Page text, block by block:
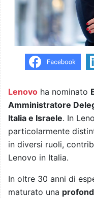
Lenovo ha nominato
Amministratore
Italia e Israele. In
particolarmente
in diversi ruoli,
Lenovo in Italia.
In oltre 30 anni di
maturato una